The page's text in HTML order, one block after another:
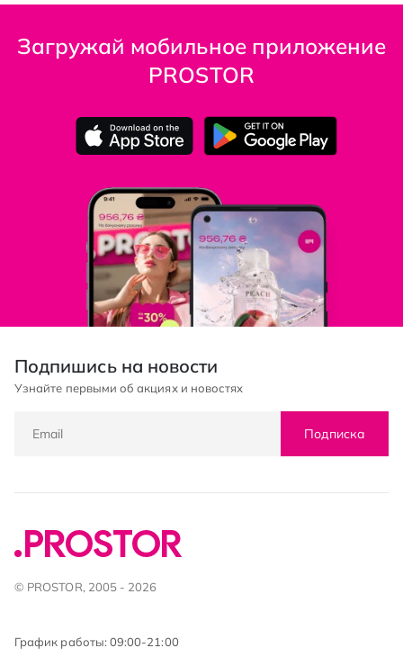
Загружай мобильное приложение
PROSTOR
Подпишись на новости
Узнайте первыми об акциях и новостях
Подписка
© PROSTOR, 2005 - 2026
График работы: 09:00-21:00